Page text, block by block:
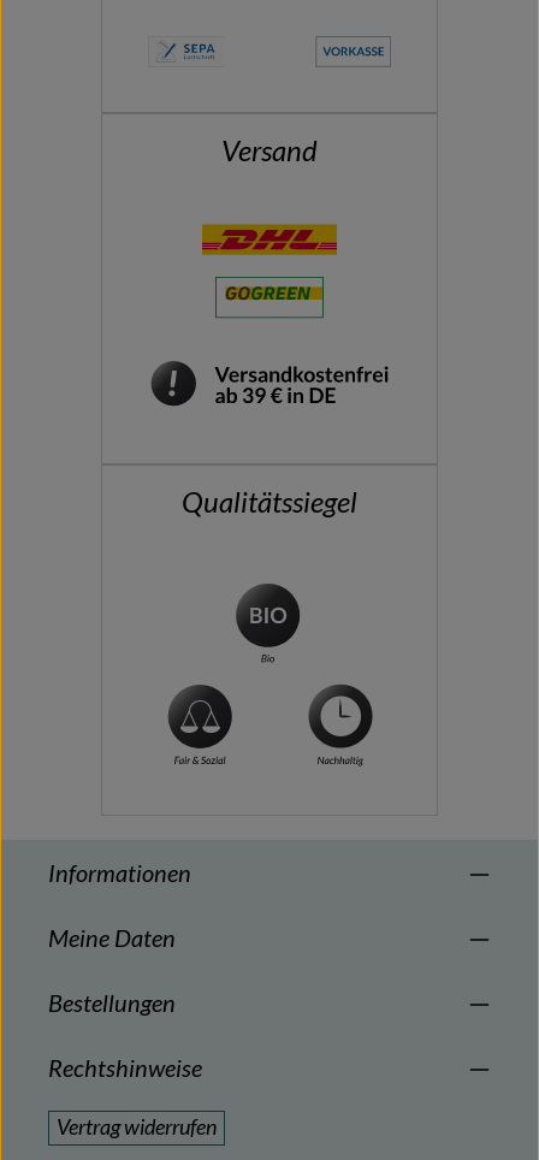
Versand
Qualitätssiegel
Informationen
Meine Daten
Bestellungen
Rechtshinweise
Vertrag widerrufen